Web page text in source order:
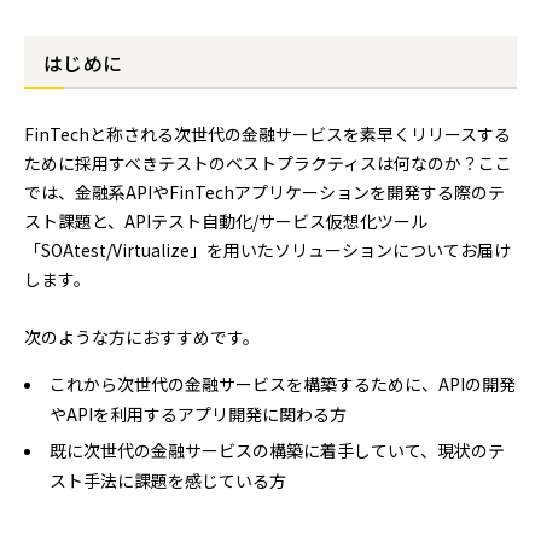
はじめに
FinTechと称される次世代の金融サービスを素早くリリースする
ために採用すべきテストのベストプラクティスは何なのか？ここ
では、金融系APIやFinTechアプリケーションを開発する際のテ
スト課題と、APIテスト自動化/サービス仮想化ツール
「SOAtest/Virtualize」を用いたソリューションについてお届け
します。
次のような方におすすめです。
これから次世代の金融サービスを構築するために、APIの開発
やAPIを利用するアプリ開発に関わる方
既に次世代の金融サービスの構築に着手していて、現状のテ
スト手法に課題を感じている方